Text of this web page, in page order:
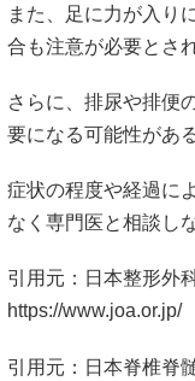
また、足に力が入り
合も注意が必要とさ
さらに、排尿や排便
要になる可能性があ
症状の程度や経過に
なく専門医と相談し
引用元：日本整形外
https://www.joa.or.jp/
引用元：日本脊椎脊